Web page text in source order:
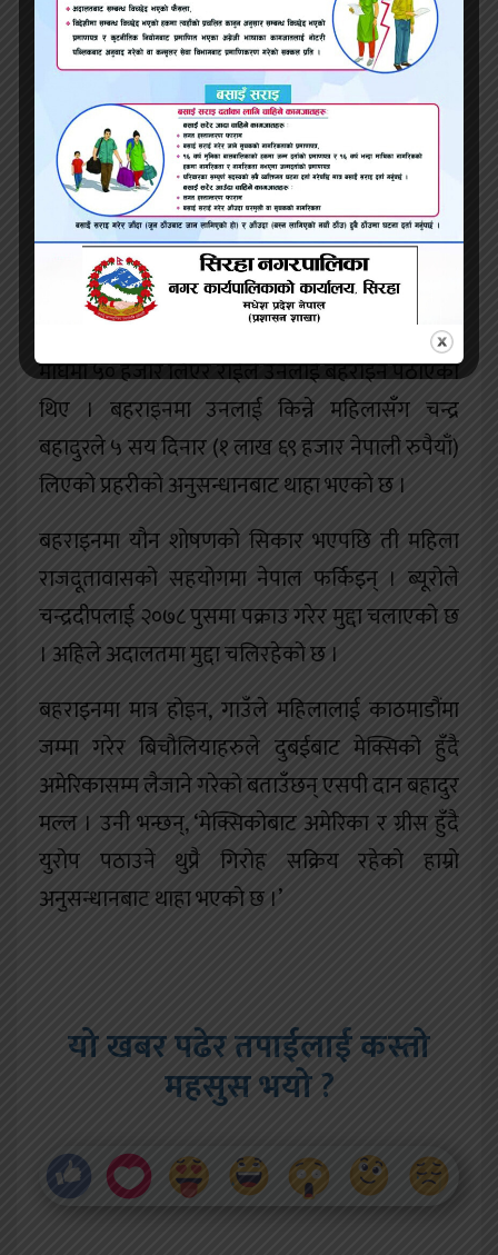
लक्ष्मी परियारले आफूलाई लक्ष्मी केसी र लक्ष्मी विश्वकर्मा
भनेर वास्तविक थर लुकाएर बसेकी थिइन् । तर, २५
वर्षपछि उनी पक्राउ परिन् ।
डेढ लाखमै बेचिन्छन्
नेपाली महिला समुन्द्रपारी डेढ लाखमा पनि बेचिएका
छन् । बहराइन स्थित अस्पतालमा बिरामीको स्याहार गर्ने
काम मिलाइदिन्छु भनेर खोटाङका चन्द्रबहादुर राई भन्ने
चन्द्रदीपले एकजना महिलालाई बहराइन पठाए । २०५८
माघमा ५० हजार लिएर राईले उनलाई बहराइन पठाएका
थिए । बहराइनमा उनलाई किन्ने महिलासँग चन्द्र
बहादुरले ५ सय दिनार (१ लाख ६९ हजार नेपाली रुपैयाँ)
लिएको प्रहरीको अनुसन्धानबाट थाहा भएको छ ।
बहराइनमा यौन शोषणको सिकार भएपछि ती महिला
राजदूतावासको सहयोगमा नेपाल फर्किइन् । ब्यूरोले
चन्द्रदीपलाई २०७८ पुसमा पक्राउ गरेर मुद्दा चलाएको छ
। अहिले अदालतमा मुद्दा चलिरहेको छ ।
बहराइनमा मात्र होइन, गाउँले महिलालाई काठमाडौंमा
जम्मा गरेर बिचौलियाहरुले दुबईबाट मेक्सिको हुँदै
अमेरिकासम्म लैजाने गरेको बताउँछन् एसपी दान बहादुर
मल्ल । उनी भन्छन्, ‘मेक्सिकोबाट अमेरिका र ग्रीस हुँदै
युरोप पठाउने थुप्रै गिरोह सक्रिय रहेको हाम्रो
अनुसन्धानबाट थाहा भएको छ ।’
यो खबर पढेर तपाईलाई कस्तो
महसुस भयो ?